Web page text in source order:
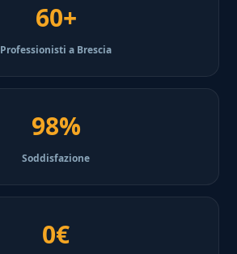
60+
Professionisti a Brescia
98%
Soddisfazione
0€